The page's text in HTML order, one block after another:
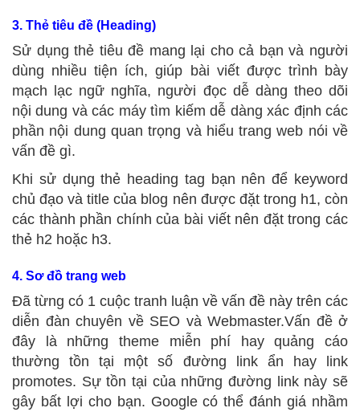
3. Thẻ tiêu đề (Heading)
Sử dụng thẻ tiêu đề mang lại cho cả bạn và người
dùng nhiều tiện ích, giúp bài viết được trình bày
mạch lạc ngữ nghĩa, người đọc dễ dàng theo dõi
nội dung và các máy tìm kiếm dễ dàng xác định các
phần nội dung quan trọng và hiểu trang web nói về
vấn đề gì.
Khi sử dụng thẻ heading tag bạn nên để keyword
chủ đạo và title của blog nên được đặt trong h1, còn
các thành phần chính của bài viết nên đặt trong các
thẻ h2 hoặc h3.
4. Sơ đồ trang web
Đã từng có 1 cuộc tranh luận về vấn đề này trên các
diễn đàn chuyên về SEO và Webmaster.Vấn đề ở
đây là những theme miễn phí hay quảng cáo
thường tồn tại một số đường link ẩn hay link
promotes. Sự tồn tại của những đường link này sẽ
gây bất lợi cho bạn. Google có thể đánh giá nhầm